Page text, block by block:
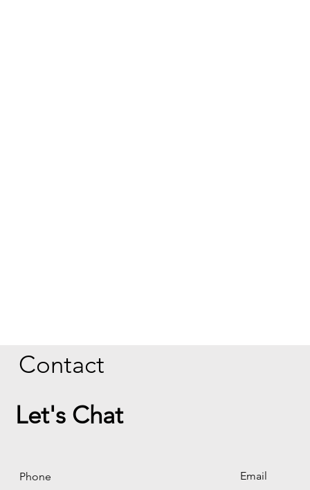
Contact
Let's Chat
Phone
Email